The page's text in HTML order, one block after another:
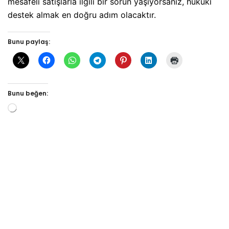
destek almak en doğru adım olacaktır.
Bunu paylaş:
Bunu beğen: